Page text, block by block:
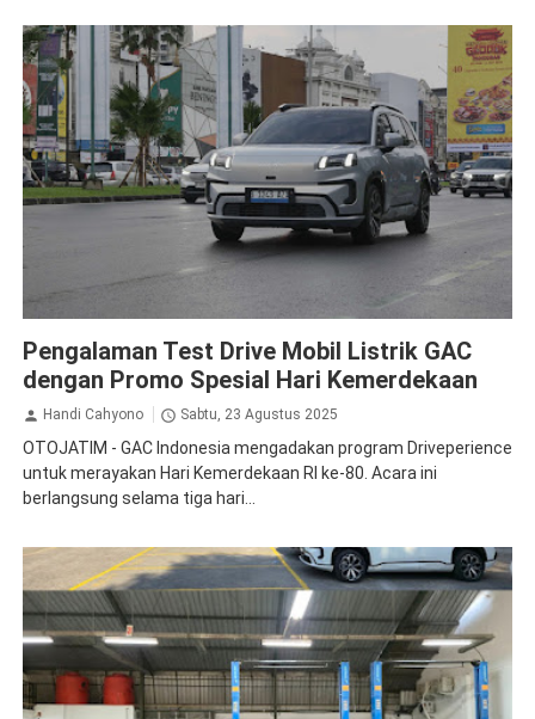
Pengalaman Test Drive Mobil Listrik GAC
dengan Promo Spesial Hari Kemerdekaan
Handi Cahyono Sabtu, 23 Agustus 2025
OTOJATIM - GAC Indonesia mengadakan program Driveperience
untuk merayakan Hari Kemerdekaan RI ke-80. Acara ini
berlangsung selama tiga hari...